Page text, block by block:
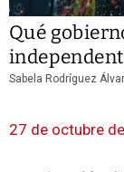
Qué
Sabela Rodríguez
27 de octubre